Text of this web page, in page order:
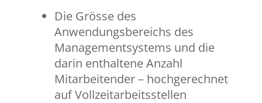
Die Grösse des
Anwendungsbereichs des
Managementsystems und die
darin enthaltene Anzahl
Mitarbeitender – hochgerechnet
auf Vollzeitarbeitsstellen